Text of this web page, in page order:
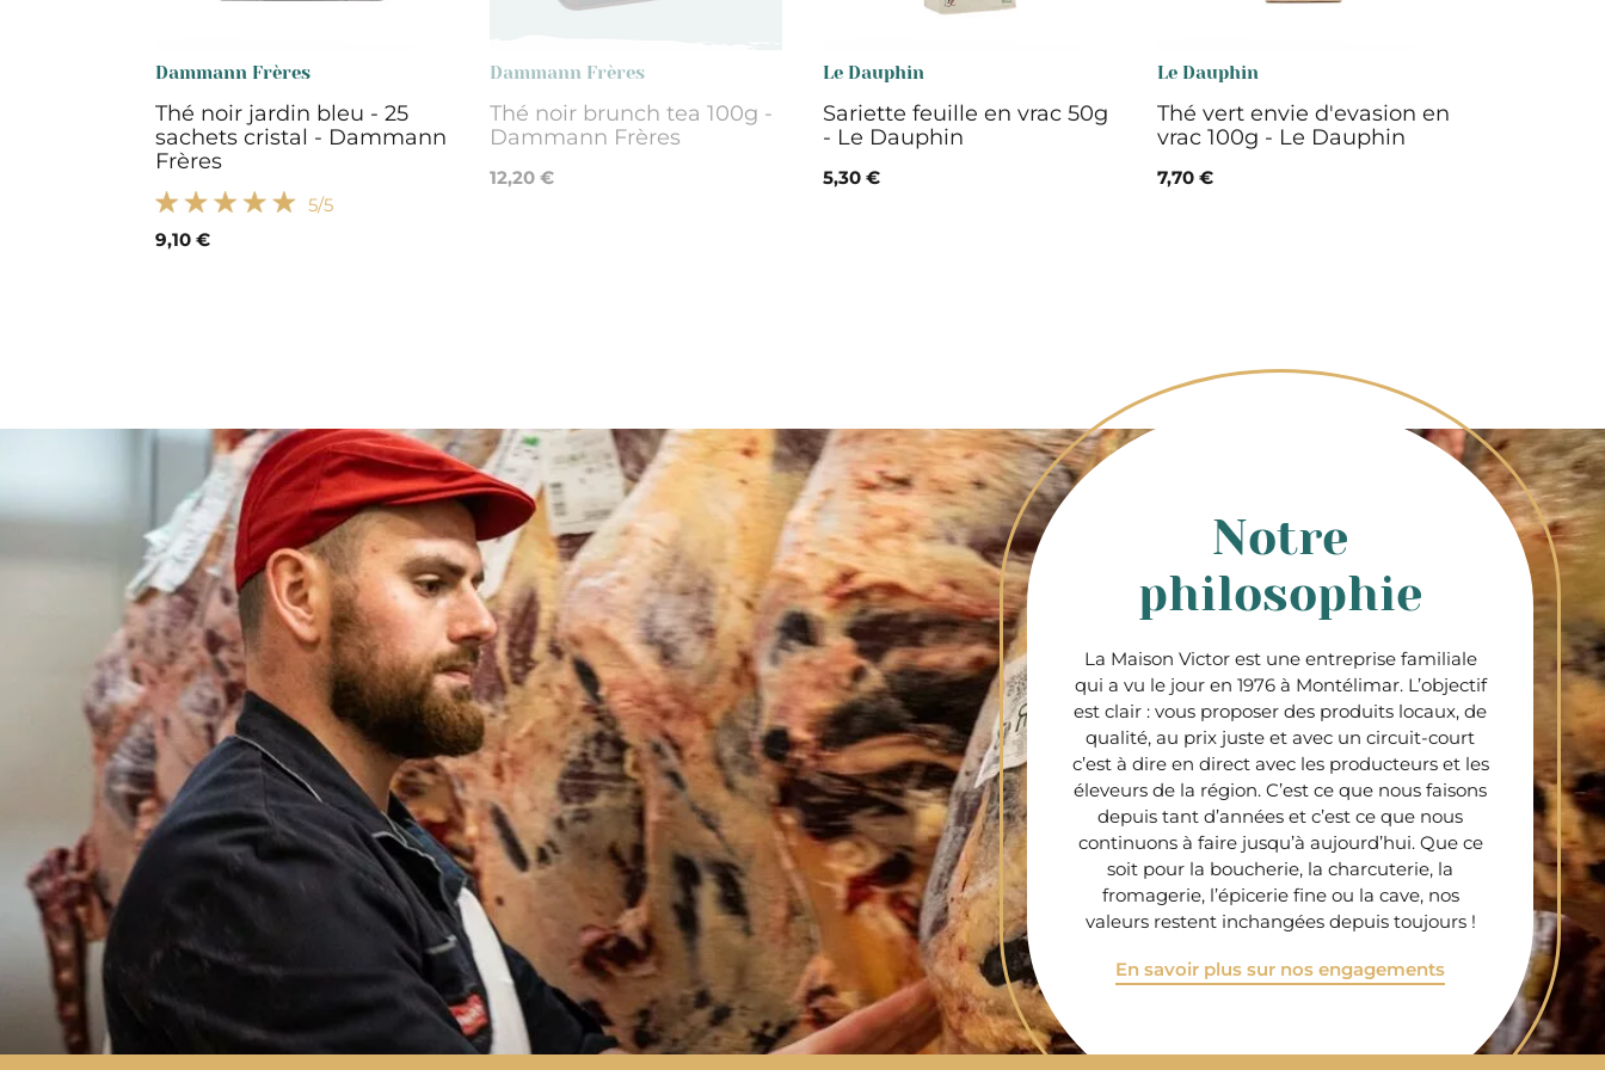
Dammann Frères
Thé noir jardin bleu - 25
sachets cristal - Dammann
Frères
5/5
9,10 €
Dammann Frères
Thé noir brunch tea 100g -
Dammann Frères
12,20 €
Le Dauphin
Sariette feuille en vrac 50g
- Le Dauphin
5,30 €
Le Dauphin
Thé vert envie d'evasion en
vrac 100g - Le Dauphin
7,70 €
Notre
philosophie
La Maison Victor est une entreprise familiale
qui a vu le jour en 1976 à Montélimar. L’objectif
est clair : vous proposer des produits locaux, de
qualité, au prix juste et avec un circuit-court
c’est à dire en direct avec les producteurs et les
éleveurs de la région. C’est ce que nous faisons
depuis tant d’années et c’est ce que nous
continuons à faire jusqu’à aujourd’hui. Que ce
soit pour la boucherie, la charcuterie, la
fromagerie, l’épicerie fine ou la cave, nos
valeurs restent inchangées depuis toujours !
En savoir plus sur nos engagements